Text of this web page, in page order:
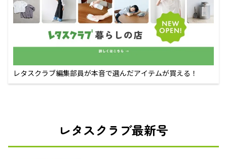
レタスクラブ編集部員が本音で選んだアイテムが買える！
レタスクラブ最新号